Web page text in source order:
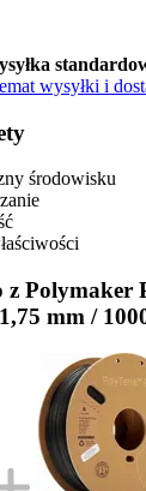
wysyłki i
środowisku
z Polymaker
mm /